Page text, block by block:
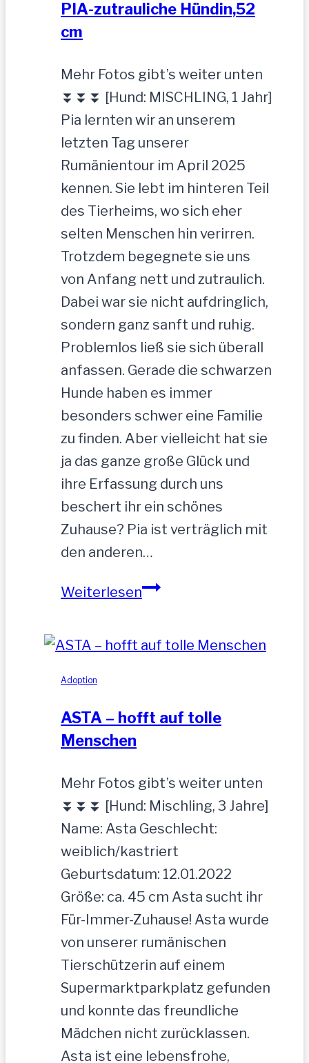
PIA-zutrauliche Hündin,52
cm
Mehr Fotos gibt’s weiter unten
⏬⏬⏬ [Hund: MISCHLING, 1 Jahr]
Pia lernten wir an unserem
letzten Tag unserer
Rumänientour im April 2025
kennen. Sie lebt im hinteren Teil
des Tierheims, wo sich eher
selten Menschen hin verirren.
Trotzdem begegnete sie uns
von Anfang nett und zutraulich.
Dabei war sie nicht aufdringlich,
sondern ganz sanft und ruhig.
Problemlos ließ sie sich überall
anfassen. Gerade die schwarzen
Hunde haben es immer
besonders schwer eine Familie
zu finden. Aber vielleicht hat sie
ja das ganze große Glück und
ihre Erfassung durch uns
beschert ihr ein schönes
Zuhause? Pia ist verträglich mit
den anderen…
WeiterlesenPIA-
cm
Adoption
ASTA – hofft auf tolle
Menschen
Mehr Fotos gibt’s weiter unten
⏬⏬⏬ [Hund: Mischling, 3 Jahre]
Name: Asta Geschlecht:
weiblich/kastriert
Geburtsdatum: 12.01.2022
Größe: ca. 45 cm Asta sucht ihr
Für-Immer-Zuhause! Asta wurde
von unserer rumänischen
Tierschützerin auf einem
Supermarktparkplatz gefunden
und konnte das freundliche
Mädchen nicht zurücklassen.
Asta ist eine lebensfrohe,